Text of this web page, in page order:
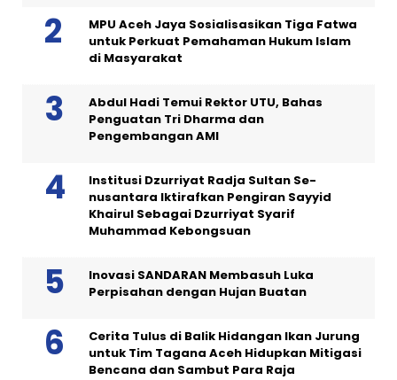
MPU Aceh Jaya Sosialisasikan Tiga Fatwa
untuk Perkuat Pemahaman Hukum Islam
di Masyarakat
Abdul Hadi Temui Rektor UTU, Bahas
Penguatan Tri Dharma dan
Pengembangan AMI
Institusi Dzurriyat Radja Sultan Se-
nusantara Iktirafkan Pengiran Sayyid
Khairul Sebagai Dzurriyat Syarif
Muhammad Kebongsuan
Inovasi SANDARAN Membasuh Luka
Perpisahan dengan Hujan Buatan
Cerita Tulus di Balik Hidangan Ikan Jurung
untuk Tim Tagana Aceh Hidupkan Mitigasi
Bencana dan Sambut Para Raja